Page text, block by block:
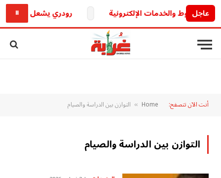
عاجل رودري يشعل ⏸
أنت الآن تتصفح: Home
» التوازن بين الدراسة والصيام
التوازن بين الدراسة والصيام